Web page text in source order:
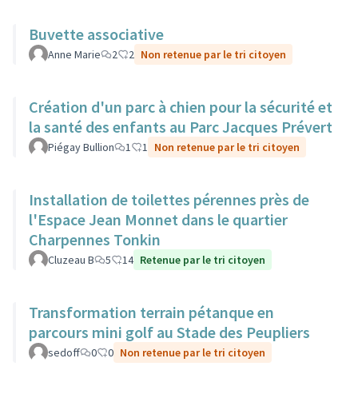
Buvette associative
Anne Marie 2 2 Non retenue par le tri citoyen
Création d'un parc à chien pour la sécurité et
la santé des enfants au Parc Jacques Prévert
Piégay Bullion 1 1 Non retenue par le tri citoyen
Installation de toilettes pérennes près de
l'Espace Jean Monnet dans le quartier
Charpennes Tonkin
Cluzeau B 5 14 Retenue par le tri citoyen
Transformation terrain pétanque en
parcours mini golf au Stade des Peupliers
sedoff 0 0 Non retenue par le tri citoyen